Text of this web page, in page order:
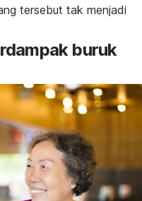
tersebut tak menjadi
buruk